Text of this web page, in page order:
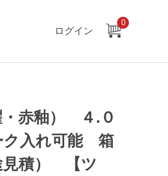
ログイン
0
・赤釉） ４.０
入れ可能 箱
見積） 【ツ